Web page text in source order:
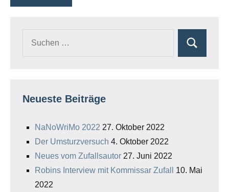
Suchen
Neueste Beiträge
NaNoWriMo 2022 27. Oktober 2022
Der Umsturzversuch 4. Oktober 2022
Neues vom Zufallsautor 27. Juni 2022
Robins Interview mit Kommissar Zufall
10. Mai
2022